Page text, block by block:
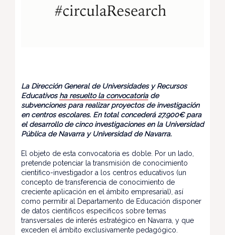
La Dirección General de Universidades y Recursos
Educativosha resuelto la convocatoriade
subvenciones para realizar proyectos de investigación
en centros escolares. En total concederá 27.900€ para
el desarrollo de cinco investigaciones en la Universidad
Pública de Navarra y Universidad de Navarra.
El objeto de esta convocatoria es doble. Por un lado,
pretende potenciar la transmisión de conocimiento
científico-investigador a los centros educativos (un
concepto de transferencia de conocimiento de
creciente aplicación en el ámbito empresarial), así
como permitir al Departamento de Educación disponer
de datos científicos específicos sobre temas
transversales de interés estratégico en Navarra, y que
exceden el ámbito exclusivamente pedagógico.